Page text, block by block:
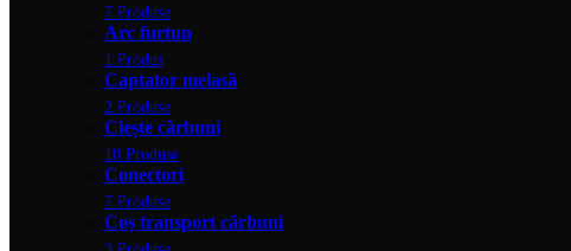
7 Produse
Arc furtun
1 Produs
Captator melasă
2 Produse
Clește cărbuni
10 Produse
Conectori
7 Produse
Coș transport cărbuni